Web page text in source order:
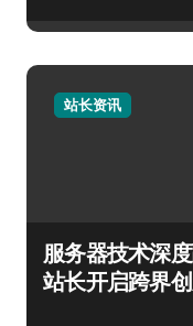
站长资讯
服务器技术深
站长开启跨界